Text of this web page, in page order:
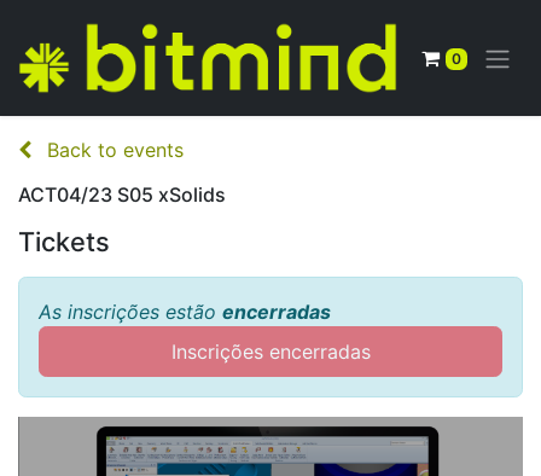
0
Back to events
ACT04/23 S05 xSolids
Tickets
As inscrições estão encerradas
Inscrições encerradas